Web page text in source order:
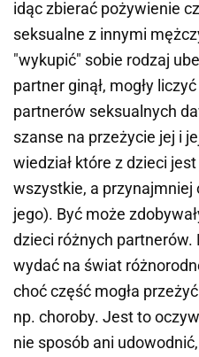
idąc zbierać pożywienie
seksualne z innymi
"wykupić" sobie rodzaj
partner ginął, mogły
partnerów seksualnych
szanse na przeżycie jej i
wiedział które z dzieci
wszystkie, a przynajmniej
jego). Być może
dzieci różnych partnerów.
wydać na świat
choć część mogła
np. choroby. Jest to
nie sposób ani